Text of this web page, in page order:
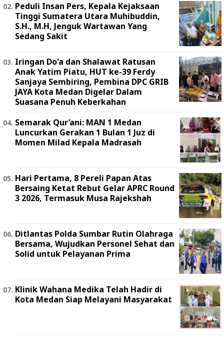
Peduli Insan Pers, Kepala Kejaksaan
Tinggi Sumatera Utara Muhibuddin,
S.H., M.H, Jenguk Wartawan Yang
Sedang Sakit
Iringan Do'a dan Shalawat Ratusan
Anak Yatim Piatu, HUT ke-39 Ferdy
Sanjaya Sembiring, Pembina DPC GRIB
JAYA Kota Medan Digelar Dalam
Suasana Penuh Keberkahan
Semarak Qur’ani: MAN 1 Medan
Luncurkan Gerakan 1 Bulan 1 Juz di
Momen Milad Kepala Madrasah
Hari Pertama, 8 Pereli Papan Atas
Bersaing Ketat Rebut Gelar APRC Round
3 2026, Termasuk Musa Rajekshah
Ditlantas Polda Sumbar Rutin Olahraga
Bersama, Wujudkan Personel Sehat dan
Solid untuk Pelayanan Prima
Klinik Wahana Medika Telah Hadir di
Kota Medan Siap Melayani Masyarakat